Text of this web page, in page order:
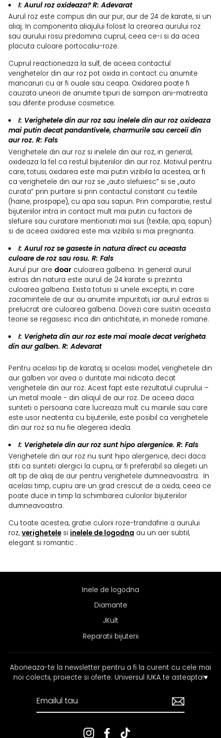
I: Aurul roz oxideaza? R:Adevarat
Aurul roz este compus din aur pur, aur de 24 de karate, si un
aliaj. In componenta aliajului folosit la crearea aurului roz
sau aurului rosu predomina cuprul, ceea ce-i si da acea
placuta culoare portocaliu-roze.
Cuprul reactioneaza la sulf, de aceea contactul
verighetelor din aur roz pot oxida in contact cu anumite
mancaruri cu ar fi ouale sau ceapa. Oxidarea poate fi
cauzata uneori de anumite tipuri de sampon ani-matreata
sau diferite produse cosmetice.
I: Verighetele din aur roz sau inelele din aur roz oxideaza
mai putin decat pandantivele, charmurile sau cerceii din
aur roz. R: Fals
Verighetele din aur roz si inelele din aur roz, in general,
oxideaza la fel ca restul bijuteriilor din aur roz. Motivul pentru
care, totusi, oxidarea este mai putin vizibila la acestea, ar fi
ca verighetele din aur roz se „auto slefuiesc” si se „auto
curata” prin purtare si prin contactul constant cu textile
(haine, prospape), cu apa sau sapun. Prin comparatie, restul
bijuteriilor intra in contact mult mai putin cu factorii de
slefuire sau curatare mentionati mai sus (textile, apa, sapun)
si de aceea oxidarea este mai vizibila si mai pregnanta.
I: Aurul roz se gaseste in natura direct cu aceasta
culoare de roz sau rosu. R: Fals
Aurul pur are doar culoarea galbena. In general aurul
extras din natura este aurul de 24 karate si prezinta
culoarea galbena. Exista totusi si unele exceptii, in care
zacamintele de aur au anumite impuritati, iar aurul extras si
prelucrat are culoarea galbena. Dovezi care sustin aceasta
teorie se regasesc inca din antichitate, in monede romane.
I: Verigheta din aur roz este mai moale decat verigheta
din aur galben. R:Adevarat
Pentru acelasi tip de karataj si acelasi model, verighetele din
aur galben vor avea o duritate mai ridicata decat
verighetele din aur roz. Acest fapt este rezultatul cuprului –
un metal moale - din aliajul de aur roz. De aceea daca
sunteti o persoana care lucreaza mult cu mainile sau care
este usor neatenta cu bijuteriile, este posibil ca verighetele
din aur roz sa nu fie alegerea ideala.
I: Verighetele din aur roz sunt hipo alergenice. R: Fals
Verighetele din aur roz nu sunt hipo alergenice, deci daca
stiti ca sunteti alergici la cupru, ar fi preferabil sa alegeti un
alt tip de aliaj de aur pentru verighetele dumneavoastra. In
acelasi timp, cupru are un grad crescut de a oxida, ceea ce
poate duce in timp la schimbarea culorilor bijuteriilor
dumneavoastra.
Cu toate acestea, gratie culorii roze-trandafirie a aurului
roz, verighetele si inelele de logodna au un aer subtil,
elegant si romantic .
Inele de logodna
Diamante
JKult
Reparatii bijuterii
Aboneaza-te la newsletter pentru a fi la curent cu cele mai
noi colectii, proiecte si oferte. Universul IUKA te asteapta!♥
InstagramFacebook